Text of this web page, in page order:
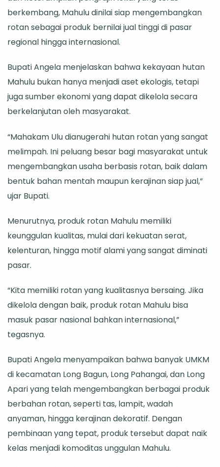
berkembang, Mahulu dinilai siap mengembangkan
rotan sebagai produk bernilai jual tinggi di pasar
regional hingga internasional.
Bupati Angela menjelaskan bahwa kekayaan hutan
Mahulu bukan hanya menjadi aset ekologis, tetapi
juga sumber ekonomi yang dapat dikelola secara
berkelanjutan oleh masyarakat.
“Mahakam Ulu dianugerahi hutan rotan yang sangat
melimpah. Ini peluang besar bagi masyarakat untuk
mengembangkan usaha berbasis rotan, baik dalam
bentuk bahan mentah maupun kerajinan siap jual,”
ujar Bupati.
Menurutnya, produk rotan Mahulu memiliki
keunggulan kualitas, mulai dari kekuatan serat,
kelenturan, hingga motif alami yang sangat diminati
pasar.
“Kita memiliki rotan yang kualitasnya bersaing. Jika
dikelola dengan baik, produk rotan Mahulu bisa
masuk pasar nasional bahkan internasional,”
tegasnya.
Bupati Angela menyampaikan bahwa banyak UMKM
di kecamatan Long Bagun, Long Pahangai, dan Long
Apari yang telah mengembangkan berbagai produk
berbahan rotan, seperti tas, lampit, wadah
anyaman, hingga kerajinan dekoratif. Dengan
pembinaan yang tepat, produk tersebut dapat naik
kelas menjadi komoditas unggulan Mahulu.